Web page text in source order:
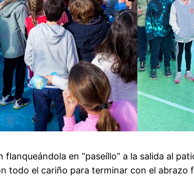
en “paseíllo” a la salida al
todo el cariño para terminar con el